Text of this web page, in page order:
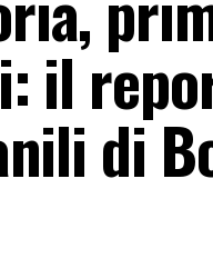
il
di